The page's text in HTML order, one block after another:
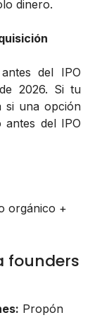
dinero.
del IPO
2026. Si tu
si una opción
del IPO
orgánico +
founders
Propón